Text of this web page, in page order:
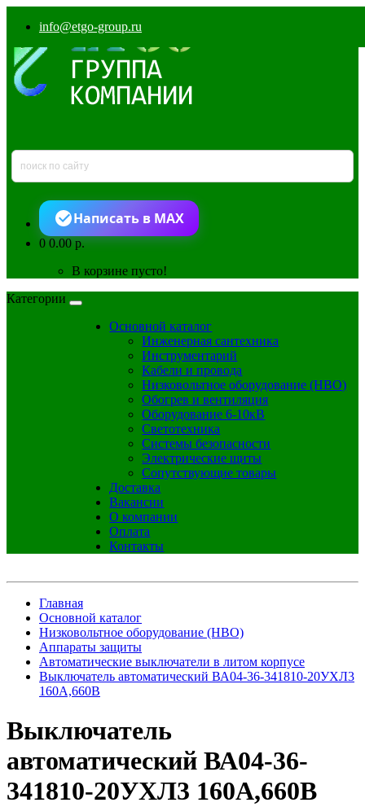
info@etgo-group.ru
Написать в MAX
00.00 р.
В корзине пусто!
Категории
Основной каталог
Инженерная сантехника
Инструментарий
Кабели и провода
Низковольтное оборудование (НВО)
Обогрев и вентиляция
Оборудование 6-10кВ
Светотехника
Системы безопасности
Электрические щиты
Сопутствующие товары
Доставка
Вакансии
О компании
Оплата
Контакты
Главная
Основной каталог
Низковольтное оборудование (НВО)
Аппараты защиты
Автоматические выключатели в литом корпусе
Выключатель автоматический ВА04-36-341810-20УХЛ3
160А,660В
Выключатель
автоматический ВА04-36-
341810-20УХЛ3 160А,660В